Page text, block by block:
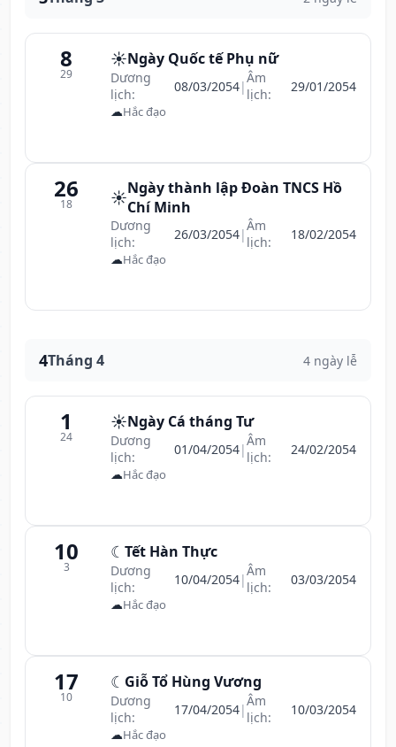
8
29
☀️Ngày Quốc tế Phụ nữ
Dương
lịch:
08/03/2054|Âm
lịch:
29/01/2054
☁Hắc đạo
26
18 ☀️Ngày thành lập Đoàn TNCS Hồ
Chí Minh
Dương
lịch:
26/03/2054|Âm
lịch:
18/02/2054
☁Hắc đạo
4Tháng 4 4 ngày lễ
1
24
☀️Ngày Cá tháng Tư
Dương
lịch:
01/04/2054|Âm
lịch:
24/02/2054
☁Hắc đạo
10
3
☾ Tết Hàn Thực
Dương
lịch:
10/04/2054|Âm
lịch:
03/03/2054
☁Hắc đạo
17
10
☾ Giỗ Tổ Hùng Vương
Dương
lịch:
17/04/2054|Âm
lịch:
10/03/2054
☁Hắc đạo